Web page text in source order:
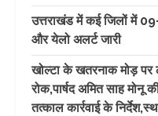
उत्तराखंड में कई जिलों में
और येलो अलर्ट जारी
खोल्टा के खतरनाक मोड़ पर
रोक,पार्षद अमित साह मोनू
तत्काल कार्रवाई के